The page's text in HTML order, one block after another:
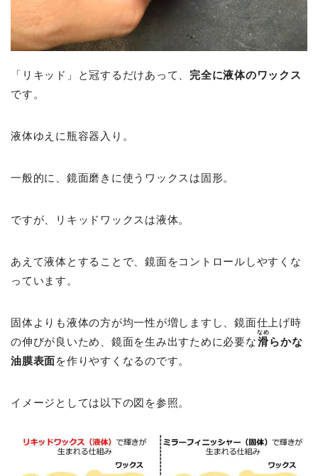
「リキッド」と冠するだけあって、 完全に液体のワックス
です。
液体ゆえに瓶容器入り。
一般的に、鏡面磨きに使うワックスは固形。
ですが、リキッドワックスは液体。
あえて液体とすることで、鏡面をコントロールしやすくな
っています。
固体よりも液体の方が均一性が増しますし、鏡面仕上げ時
の伸びが良いため、鏡面を生み出すために必要な滑
なめ
らかな
油膜表面を作りやすくなるのです。
イメージとしては以下の図を参照。